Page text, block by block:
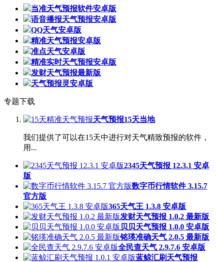
当准天气预报软件安卓版
语音播报天气预报安卓版
QQ天气安卓版
精准天气预报安卓版
准点天气安卓版
精准实时天气预报安卓版
发财天气预报最新版
天气预报灵安卓版
专题下载
天气预报15天当地
我们提供了可以在15天中进行对天气精致预报的软件，
用...
2345天气预报 12.3.1 安卓
版
数字币行情软件 3.15.7
官方版
365天气王 1.3.8 安卓版
发财天气预报 1.0.2 最新版
贝贝天气预报 1.0.0 安卓版
铭瑛准确天气 2.0.5 最新版
全民查天气 2.9.7.6 安卓版
蓝鲸汇刷天气预报